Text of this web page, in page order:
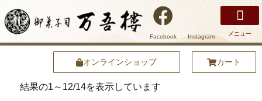
Facebook Instagram メニュー
オンラインショップ カート
結果の1～12/14を表示しています